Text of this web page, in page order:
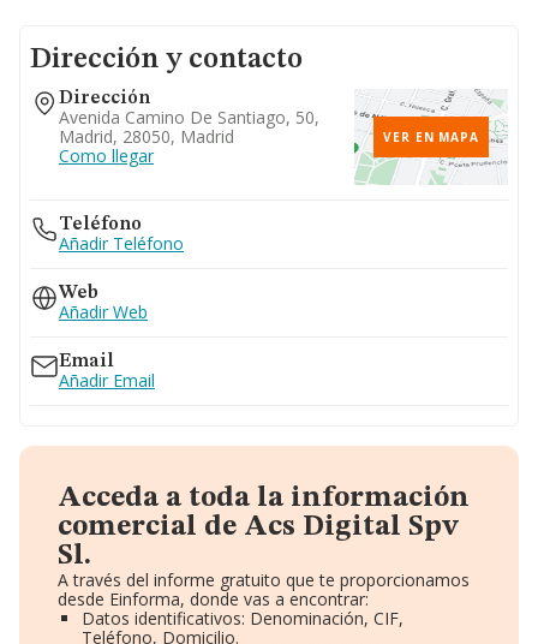
Dirección y contacto
Dirección
Avenida Camino De Santiago, 50,
Madrid, 28050, Madrid
Como llegar
VER EN MAPA
Teléfono
Añadir Teléfono
Web
Añadir Web
Email
Añadir Email
Acceda a toda la información
comercial de Acs Digital Spv
Sl.
A través del informe gratuito que te proporcionamos
desde Einforma, donde vas a encontrar:
Datos identificativos: Denominación, CIF,
Teléfono, Domicilio.